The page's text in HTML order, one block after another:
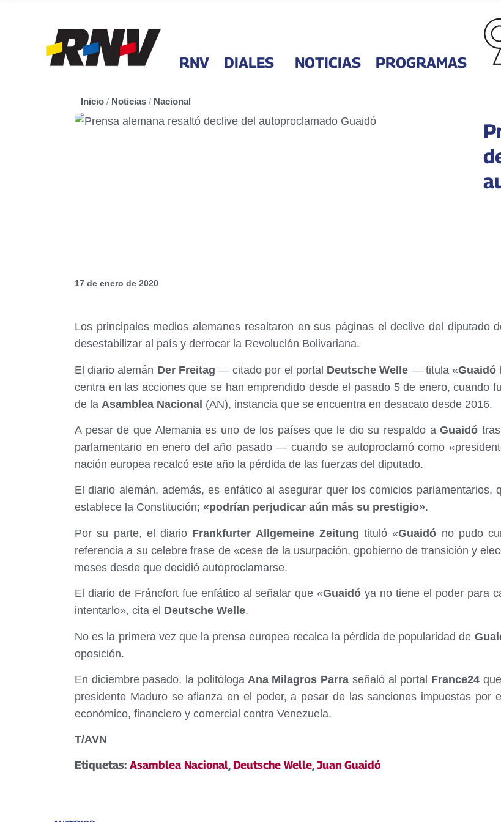
RNV DIALES NOTICIAS PROGRAMAS
Inicio / Noticias / Nacional
17 de enero de 2020
Los principales medios alemanes resaltaron en sus páginas el declive del diputado
desestabilizar al país y derrocar la Revolución Bolivariana.
El diario alemán Der Freitag — citado por el portal Deutsche Welle — titula «Guaidó
centra en las acciones que se han emprendido desde el pasado 5 de enero, cuando
de la Asamblea Nacional (AN), instancia que se encuentra en desacato desde 2016.
A pesar de que Alemania es uno de los países que le dio su respaldo aGuaidó
parlamentario en enero del año pasado — cuando se autoproclamó como
nación europea recalcó este año la pérdida de las fuerzas del diputado.
El diario alemán, además, es enfático al asegurar quer los comicios
establece la Constitución; «podrían perjudicar aún más su prestigio».
Por su parte, el diario Frankfurter Allgemeine Zeitung tituló «Guaidó no pudo
referencia a su celebre frase de «cese de la usurpación, gpobierno de transición y
meses desde que decidió autoproclamarse.
El diario de Fráncfort fue enfático al señalar que «Guaidó ya no tiene el poder para
intentarlo», cita el Deutsche Welle.
No es la primera vez que la prensa europea recalca la pérdida de popularidad de
oposición.
En diciembre pasado, la politólogaAna Milagros Parra señaló al portal France24
presidente Maduro se afianza en el poder, a pesar de las sanciones impuestas por
económico, financiero y comercial contra Venezuela.
T/AVN
Etiquetas: Asamblea Nacional, Deutsche Welle,Juan Guaidó